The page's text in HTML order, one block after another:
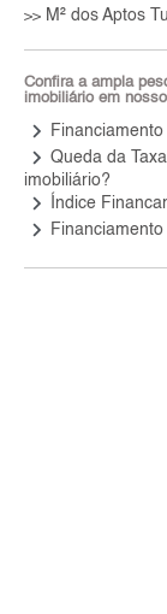
>> M² dos Aptos
Confira a ampla
imobiliário em
keyboard_arrow_right Financiamento
keyboard_arrow_right Queda da
imobiliário?
keyboard_arrow_right Índice
keyboard_arrow_right